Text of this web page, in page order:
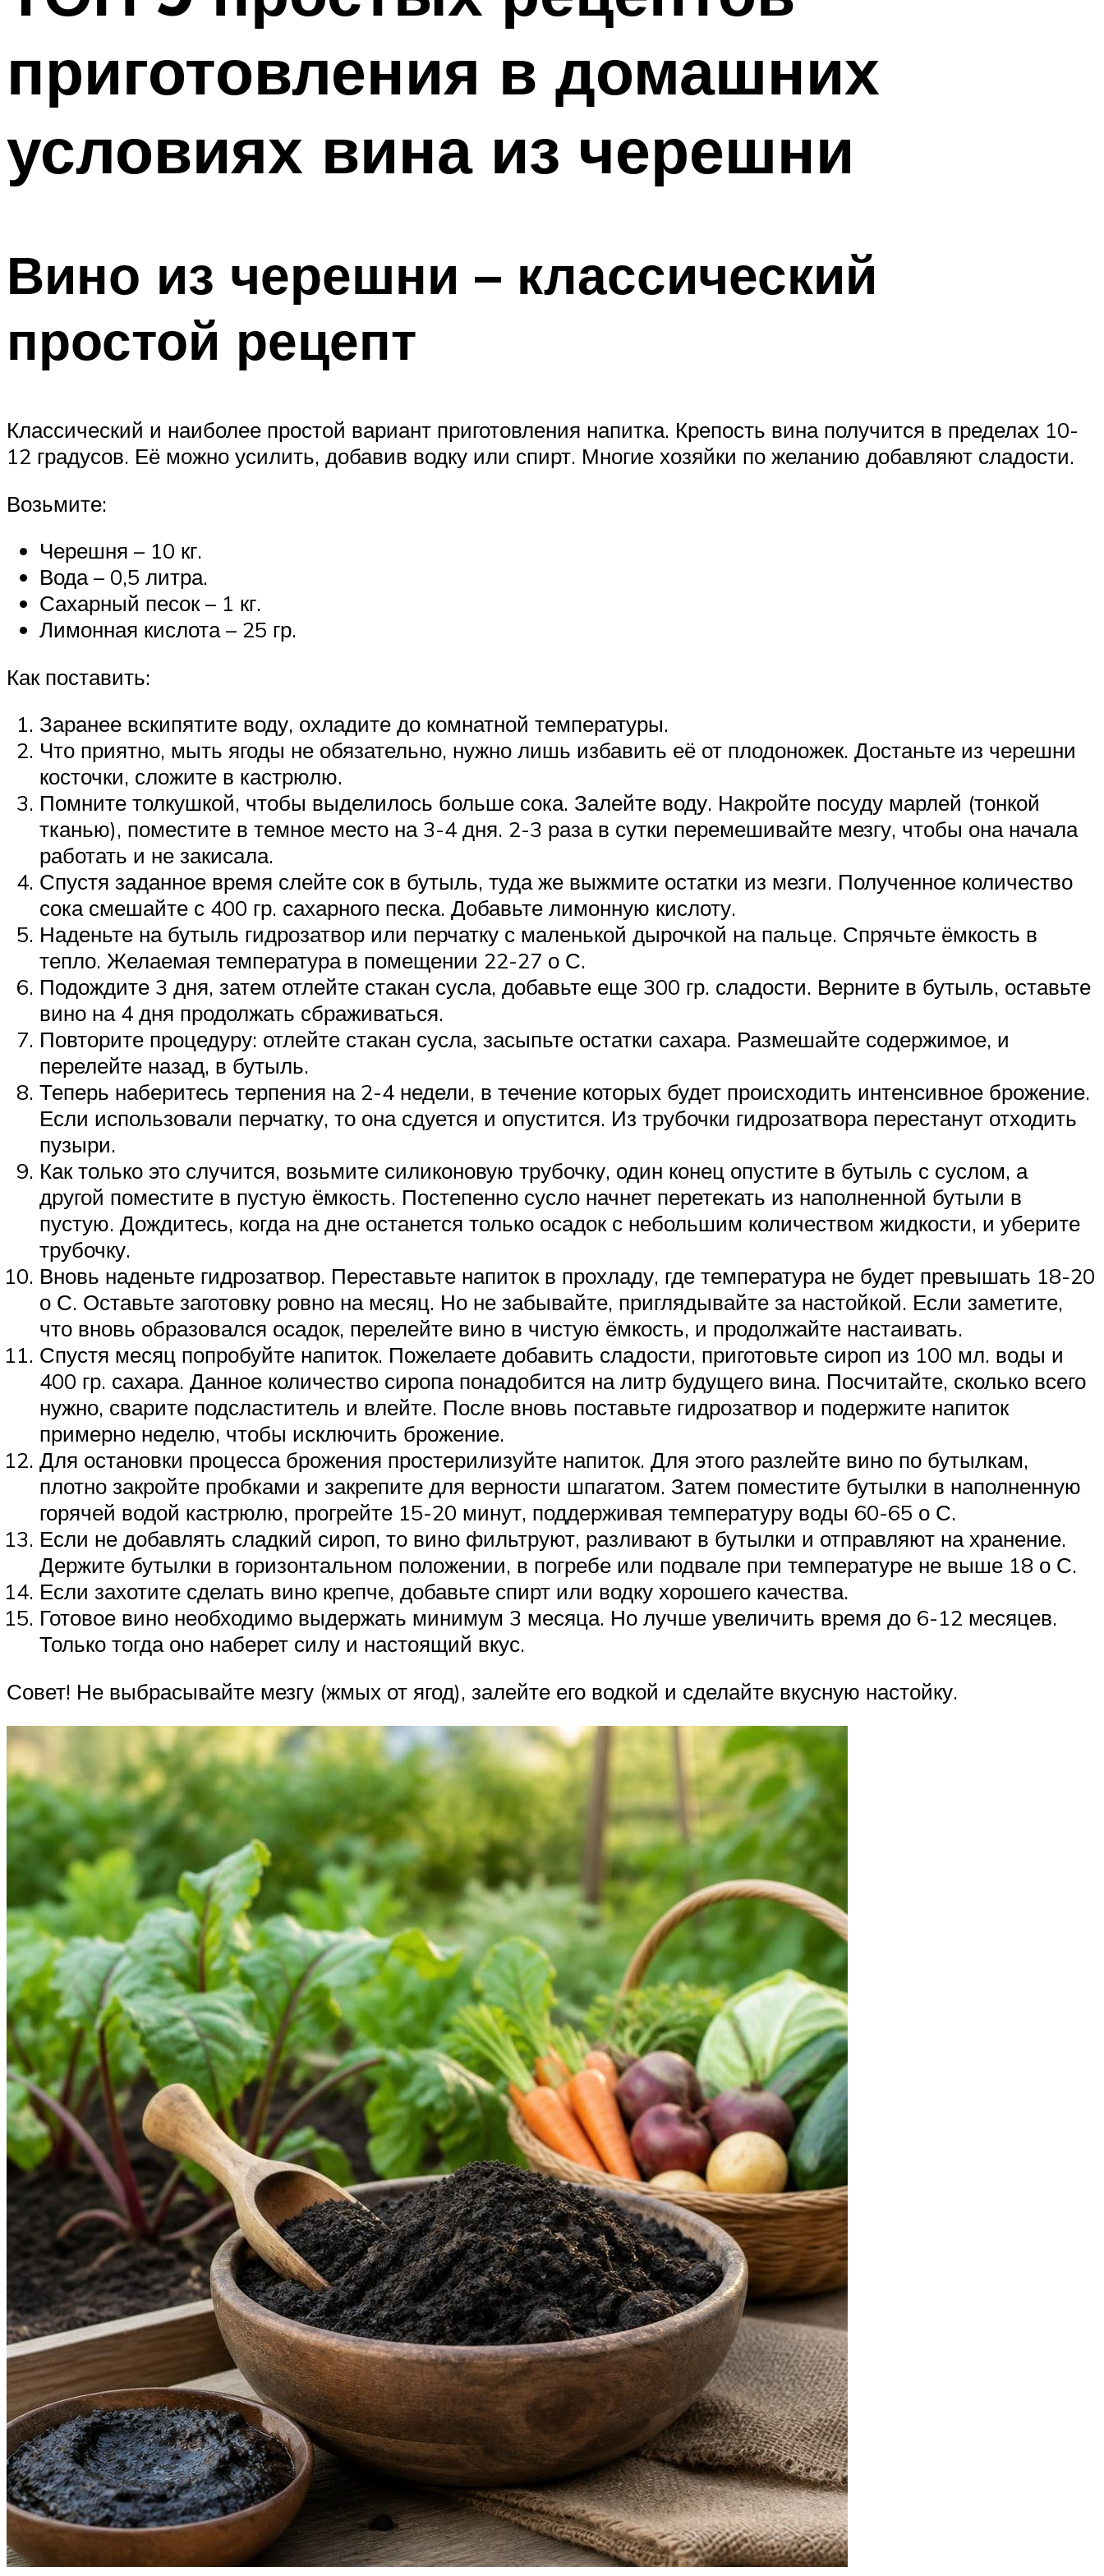
приготовления в домашних
условиях вина из черешни
Вино из черешни – классический
простой рецепт
Классический и наиболее простой вариант приготовления напитка. Крепость вина получится в пределах 10-
12 градусов. Её можно усилить, добавив водку или спирт. Многие хозяйки по желанию добавляют сладости.
Возьмите:
Черешня – 10 кг.
Вода – 0,5 литра.
Сахарный песок – 1 кг.
Лимонная кислота – 25 гр.
Как поставить:
Заранее вскипятите воду, охладите до комнатной температуры.
Что приятно, мыть ягоды не обязательно, нужно лишь избавить её от плодоножек. Достаньте из черешни
косточки, сложите в кастрюлю.
Помните толкушкой, чтобы выделилось больше сока. Залейте воду. Накройте посуду марлей (тонкой
тканью), поместите в темное место на 3-4 дня. 2-3 раза в сутки перемешивайте мезгу, чтобы она начала
работать и не закисала.
Спустя заданное время слейте сок в бутыль, туда же выжмите остатки из мезги. Полученное количество
сока смешайте с 400 гр. сахарного песка. Добавьте лимонную кислоту.
Наденьте на бутыль гидрозатвор или перчатку с маленькой дырочкой на пальце. Спрячьте ёмкость в
тепло. Желаемая температура в помещении 22-27 о С.
Подождите 3 дня, затем отлейте стакан сусла, добавьте еще 300 гр. сладости. Верните в бутыль, оставьте
вино на 4 дня продолжать сбраживаться.
Повторите процедуру: отлейте стакан сусла, засыпьте остатки сахара. Размешайте содержимое, и
перелейте назад, в бутыль.
Теперь наберитесь терпения на 2-4 недели, в течение которых будет происходить интенсивное брожение.
Если использовали перчатку, то она сдуется и опустится. Из трубочки гидрозатвора перестанут отходить
пузыри.
Как только это случится, возьмите силиконовую трубочку, один конец опустите в бутыль с суслом, а
другой поместите в пустую ёмкость. Постепенно сусло начнет перетекать из наполненной бутыли в
пустую. Дождитесь, когда на дне останется только осадок с небольшим количеством жидкости, и уберите
трубочку.
Вновь наденьте гидрозатвор. Переставьте напиток в прохладу, где температура не будет превышать 18-20
о С. Оставьте заготовку ровно на месяц. Но не забывайте, приглядывайте за настойкой. Если заметите,
что вновь образовался осадок, перелейте вино в чистую ёмкость, и продолжайте настаивать.
Спустя месяц попробуйте напиток. Пожелаете добавить сладости, приготовьте сироп из 100 мл. воды и
400 гр. сахара. Данное количество сиропа понадобится на литр будущего вина. Посчитайте, сколько всего
нужно, сварите подсластитель и влейте. После вновь поставьте гидрозатвор и подержите напиток
примерно неделю, чтобы исключить брожение.
Для остановки процесса брожения простерилизуйте напиток. Для этого разлейте вино по бутылкам,
плотно закройте пробками и закрепите для верности шпагатом. Затем поместите бутылки в наполненную
горячей водой кастрюлю, прогрейте 15-20 минут, поддерживая температуру воды 60-65 о С.
Если не добавлять сладкий сироп, то вино фильтруют, разливают в бутылки и отправляют на хранение.
Держите бутылки в горизонтальном положении, в погребе или подвале при температуре не выше 18 о С.
Если захотите сделать вино крепче, добавьте спирт или водку хорошего качества.
Готовое вино необходимо выдержать минимум 3 месяца. Но лучше увеличить время до 6-12 месяцев.
Только тогда оно наберет силу и настоящий вкус.
Совет! Не выбрасывайте мезгу (жмых от ягод), залейте его водкой и сделайте вкусную настойку.